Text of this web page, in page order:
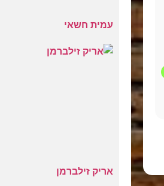
עמית חשאי
אריק זילברמן